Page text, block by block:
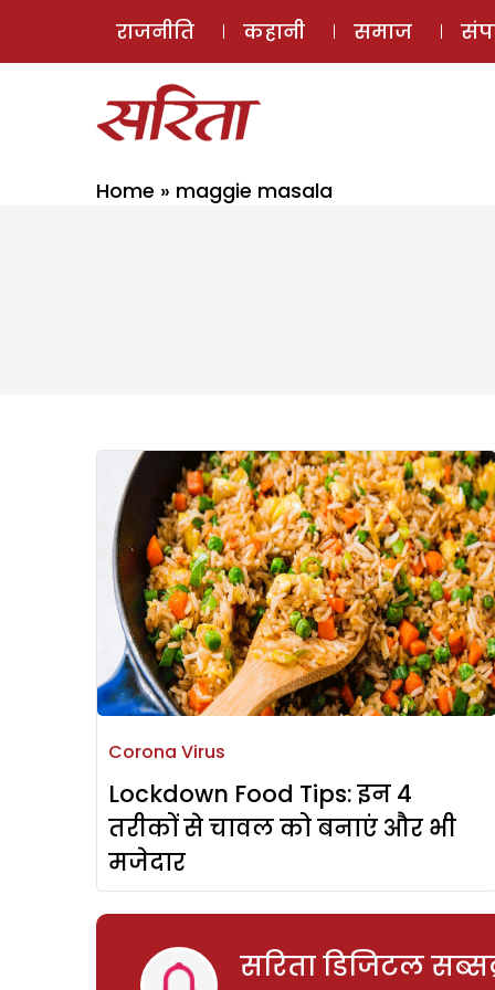
राजनीति कहानी समाज
Home » maggie masala
Corona Virus
Lockdown Food Tips: इन 4
तरीकों से चावल को बनाएं और भी
मजेदार
सरिता डिजिटल